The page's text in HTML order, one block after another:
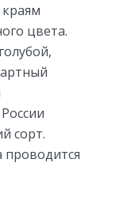
цвета.
сорт.